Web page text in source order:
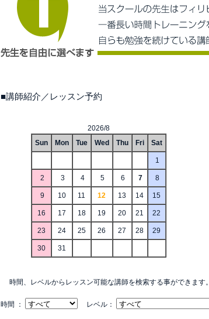
■講師紹介／レッスン予約
2026/8
Sun
Mon Tue Wed Thu Fri Sat
1
2 3 4 5 6 7 8
9 10 11 12 13 14 15
16 17 18 19 20 21 22
23 24 25 26 27 28 29
30 31
時間、レベルからレッスン可能な講師を検索する事ができます。
時間 ： レベル：